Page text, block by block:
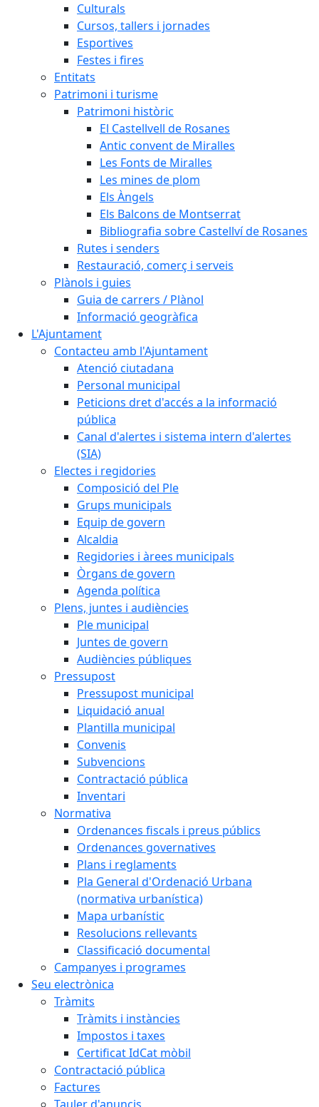
Culturals
Cursos, tallers i jornades
Esportives
Festes i fires
Entitats
Patrimoni i turisme
Patrimoni històric
El Castellvell de Rosanes
Antic convent de Miralles
Les Fonts de Miralles
Les mines de plom
Els Àngels
Els Balcons de Montserrat
Bibliografia sobre Castellví de Rosanes
Rutes i senders
Restauració, comerç i serveis
Plànols i guies
Guia de carrers / Plànol
Informació geogràfica
L'Ajuntament
Contacteu amb l'Ajuntament
Atenció ciutadana
Personal municipal
Peticions dret d'accés a la informació
pública
Canal d'alertes i sistema intern d'alertes
(SIA)
Electes i regidories
Composició del Ple
Grups municipals
Equip de govern
Alcaldia
Regidories i àrees municipals
Òrgans de govern
Agenda política
Plens, juntes i audiències
Ple municipal
Juntes de govern
Audiències públiques
Pressupost
Pressupost municipal
Liquidació anual
Plantilla municipal
Convenis
Subvencions
Contractació pública
Inventari
Normativa
Ordenances fiscals i preus públics
Ordenances governatives
Plans i reglaments
Pla General d'Ordenació Urbana
(normativa urbanística)
Mapa urbanístic
Resolucions rellevants
Classificació documental
Campanyes i programes
Seu electrònica
Tràmits
Tràmits i instàncies
Impostos i taxes
Certificat IdCat mòbil
Contractació pública
Factures